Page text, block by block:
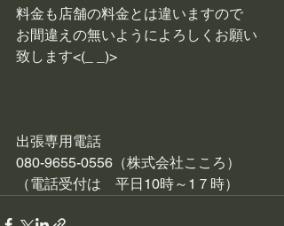
料金も店舗の料金とは違いますので
お間違えの無いようによろしくお願い
致します<(_ _)>
出張専用電話
080-9655-0556（株式会社こころ）
（電話受付は　平日10時～1７時）